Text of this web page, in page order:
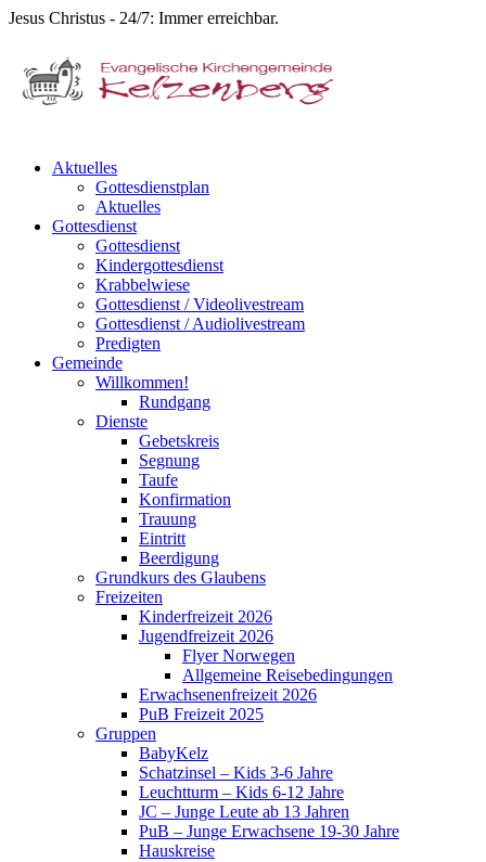
Jesus Christus - 24/7: Immer erreichbar.
Aktuelles
Gottesdienstplan
Aktuelles
Gottesdienst
Gottesdienst
Kindergottesdienst
Krabbelwiese
Gottesdienst / Videolivestream
Gottesdienst / Audiolivestream
Predigten
Gemeinde
Willkommen!
Rundgang
Dienste
Gebetskreis
Segnung
Taufe
Konfirmation
Trauung
Eintritt
Beerdigung
Grundkurs des Glaubens
Freizeiten
Kinderfreizeit 2026
Jugendfreizeit 2026
Flyer Norwegen
Allgemeine Reisebedingungen
Erwachsenenfreizeit 2026
PuB Freizeit 2025
Gruppen
BabyKelz
Schatzinsel – Kids 3-6 Jahre
Leuchtturm – Kids 6-12 Jahre
JC – Junge Leute ab 13 Jahren
PuB – Junge Erwachsene 19-30 Jahre
Hauskreise